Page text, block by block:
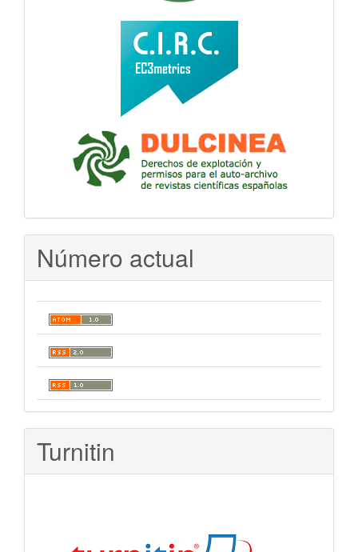
Número actual
Turnitin